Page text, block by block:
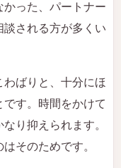
かった、パートナー
談される方が多くい
ばりと、十分にほ
す。時間をかけて
り抑えられます。
そのためです。